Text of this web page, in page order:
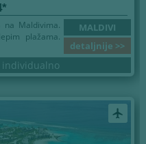
MALDIVI
detaljnije >>
Maldivima.
plažama.
individualno
airplanemode_active